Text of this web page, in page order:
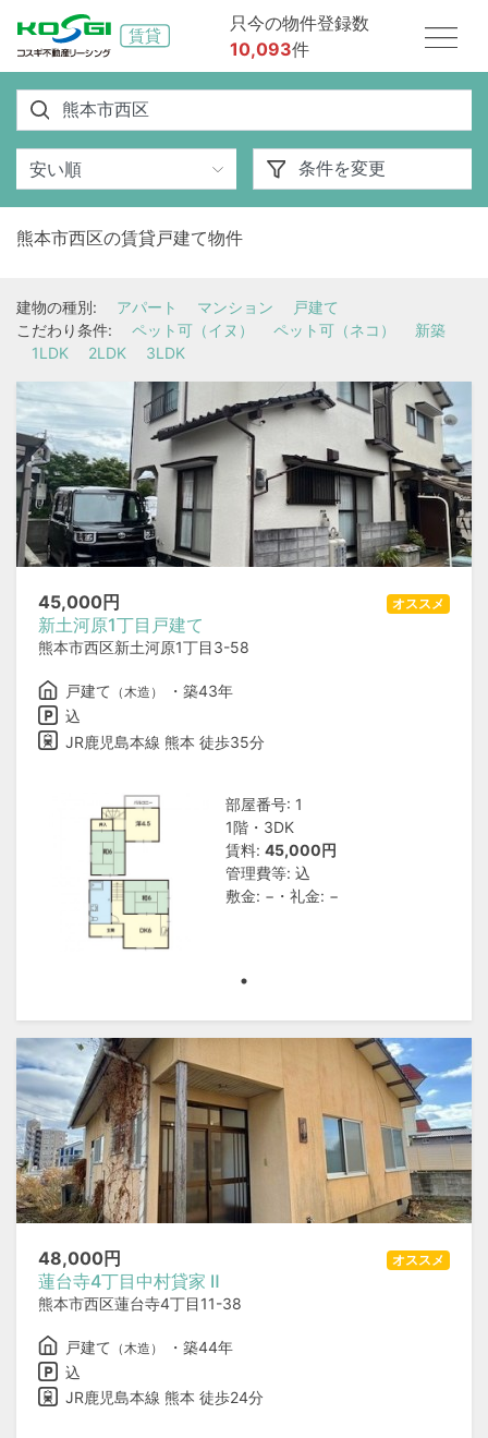
只今の物件登録数
10,093件
熊本市西区の賃貸戸建て物件
建物の種別: アパート マンション
戸建て
こだわり条件:
ペット可（イヌ） ペット可（ネコ）
新築
1LDK
2LDK 3LDK
45,000円
新土河原1丁目戸建て
熊本市西区新土河原1丁目3-58
オススメ
戸建て （木造）
・築43年
込
JR鹿児島本線 熊本 徒歩35分
部屋番号: 1
1階・3DK
賃料: 45,000円
管理費等: 込
敷金: −・礼金: −
48,000円
蓮台寺4丁目中村貸家 Ⅱ
熊本市西区蓮台寺4丁目11-38
オススメ
戸建て （木造）
・築44年
込
JR鹿児島本線 熊本 徒歩24分